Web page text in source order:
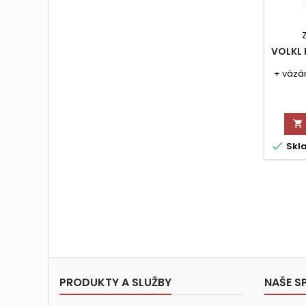
VOLKL
+


PRODUKTY A SLUŽBY NAŠE